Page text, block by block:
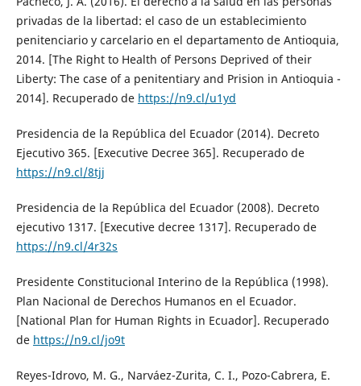
privadas de la libertad: el caso de un establecimiento
penitenciario y carcelario en el departamento de Antioquia,
2014. [The Right to Health of Persons Deprived of their
Liberty: The case of a penitentiary and Prision in Antioquia -
2014]. Recuperado de https://n9.cl/u1yd
Presidencia de la República del Ecuador (2014). Decreto
Ejecutivo 365. [Executive Decree 365]. Recuperado de
https://n9.cl/8tjj
Presidencia de la República del Ecuador (2008). Decreto
ejecutivo 1317. [Executive decree 1317]. Recuperado de
https://n9.cl/4r32s
Presidente Constitucional Interino de la República (1998).
Plan Nacional de Derechos Humanos en el Ecuador.
[National Plan for Human Rights in Ecuador]. Recuperado
de https://n9.cl/jo9t
Reyes-Idrovo, M. G., Narváez-Zurita, C. I., Pozo-Cabrera, E.